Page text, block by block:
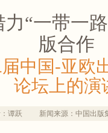
“一带一
版合作
中国-亚欧
论坛上的演
谭跃 新闻来源：中国出版